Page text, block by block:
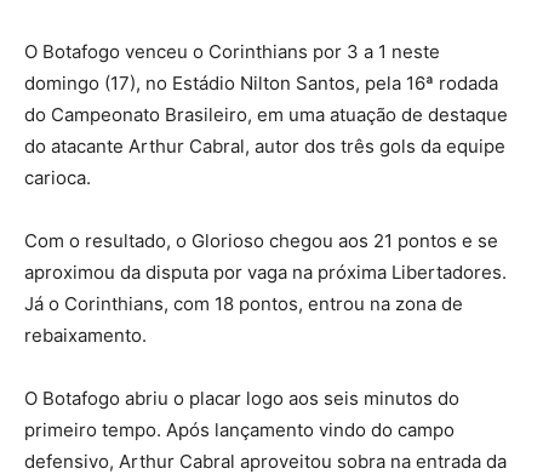
O Botafogo venceu o Corinthians por 3 a 1 neste
domingo (17), no Estádio Nilton Santos, pela 16ª rodada
do Campeonato Brasileiro, em uma atuação de destaque
do atacante Arthur Cabral, autor dos três gols da equipe
carioca.
Com o resultado, o Glorioso chegou aos 21 pontos e se
aproximou da disputa por vaga na próxima Libertadores.
Já o Corinthians, com 18 pontos, entrou na zona de
rebaixamento.
O Botafogo abriu o placar logo aos seis minutos do
primeiro tempo. Após lançamento vindo do campo
defensivo, Arthur Cabral aproveitou sobra na entrada da